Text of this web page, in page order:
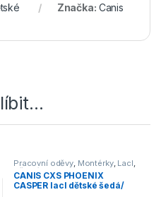
Značka: Canis
Pracovní oděvy Montérky, Lacl
Dětské
CANIS CXS PHOENIX
CASPER lacl dětské šedá/